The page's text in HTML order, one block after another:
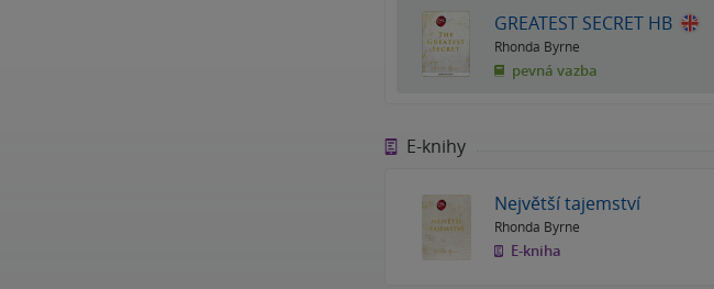
GREATEST SECRET HB
Rhonda Byrne
pevná vazba
E-knihy
Největší tajemství
Rhonda Byrne
E-kniha